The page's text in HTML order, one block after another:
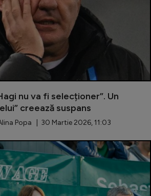
nu va fi selecționer”. Un
creează suspans
Popa | 30 Martie 2026, 11:03